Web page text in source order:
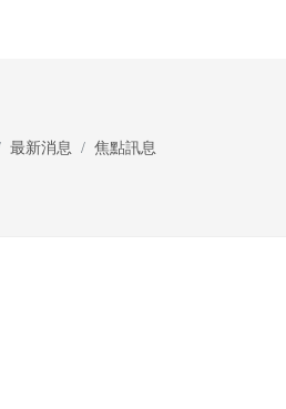
最新消息 焦點訊息